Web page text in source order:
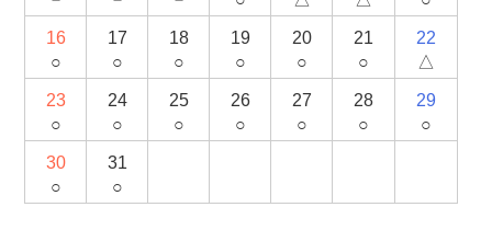
16
○
17
○
18
○
19
○
20
○
21
○
22
△
23
○
24
○
25
○
26
○
27
○
28
○
29
○
30
○
31
○